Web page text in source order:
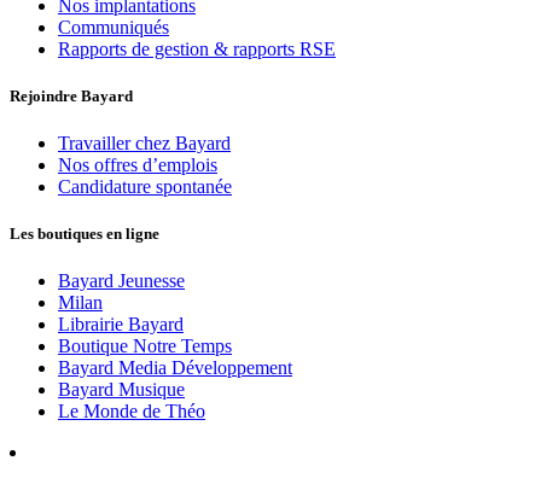
Nos implantations
Communiqués
Rapports de gestion & rapports RSE
Rejoindre Bayard
Travailler chez Bayard
Nos offres d’emplois
Candidature spontanée
Les boutiques en ligne
Bayard Jeunesse
Milan
Librairie Bayard
Boutique Notre Temps
Bayard Media Développement
Bayard Musique
Le Monde de Théo